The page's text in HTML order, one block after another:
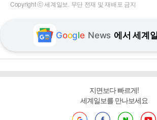
Copyright ⓒ 세계일보. 무단 전재 및 재배포 금지
Google News 에서 세계
지면보다 빠르게!
세계일보를 만나보세요